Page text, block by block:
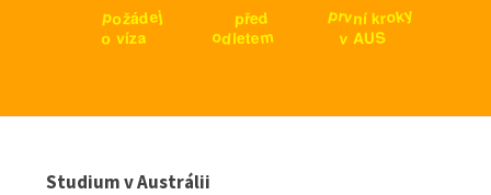
požádej
o víza
před
odletem
prvníkroky
v AUS
Studium v Austrálii